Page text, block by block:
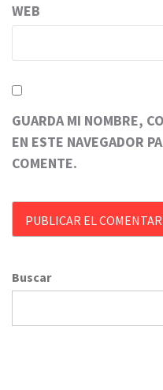
WEB
GUARDA MI NOMBRE,
EN ESTE NAVEGADOR
COMENTE.
Buscar